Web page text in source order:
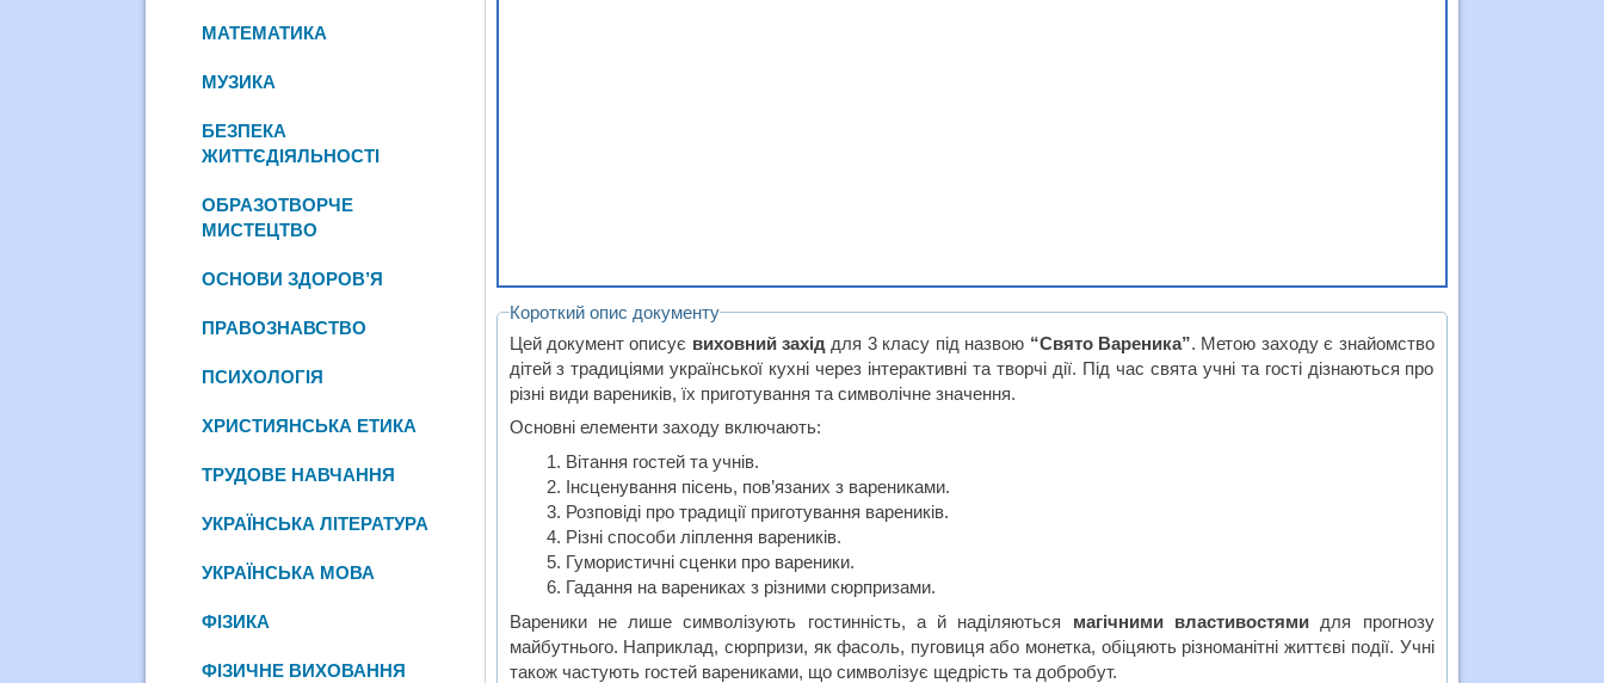
Короткий опис документу
Цей документ описує виховний захід для 3 класу під назвою “Свято Вареника”. Метою заходу є знайомство
дітей з традиціями української кухні через інтерактивні та творчі дії. Під час свята учні та гості дізнаються про
різні види вареників, їх приготування та символічне значення.
Основні елементи заходу включають:
Вітання гостей та учнів.
Інсценування пісень, пов’язаних з варениками.
Розповіді про традиції приготування вареників.
Різні способи ліплення вареників.
Гумористичні сценки про вареники.
Гадання на варениках з різними сюрпризами.
Вареники не лише символізують гостинність, а й наділяються магічними властивостямидля прогнозу
майбутнього. Наприклад, сюрпризи, як фасоль, пуговиця або монетка, обіцяють різноманітні життєві події. Учні
також частують гостей варениками, що символізує щедрість та добробут.
МАТЕМАТИКА
МУЗИКА
БЕЗПЕКА
ЖИТТЄДІЯЛЬНОСТІ
ОБРАЗОТВОРЧЕ
МИСТЕЦТВО
ОСНОВИ ЗДОРОВ’Я
ПРАВОЗНАВСТВО
ПСИХОЛОГІЯ
ХРИСТИЯНСЬКА ЕТИКА
ТРУДОВЕ НАВЧАННЯ
УКРАЇНСЬКА ЛІТЕРАТУРА
УКРАЇНСЬКА МОВА
ФІЗИКА
ФІЗИЧНЕ ВИХОВАННЯ